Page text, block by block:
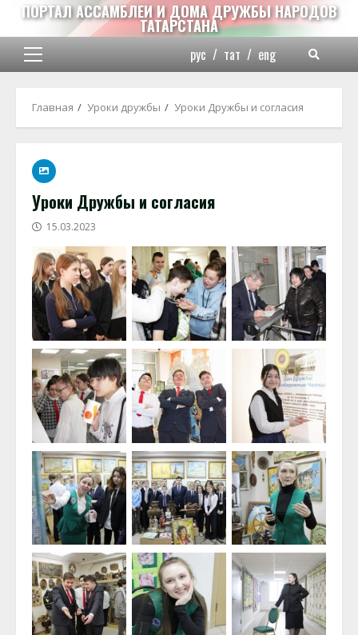
Перейти
содержимому
ПОРТАЛ АССАМБЛЕИ И ДОМА ДРУЖБЫ НАРОДОВ
ТАТАРСТАНА
Основное
рус / тат / eng
Главная Уроки дружбы Уроки Дружбы и согласия
Уроки Дружбы и согласия
15.03.2023